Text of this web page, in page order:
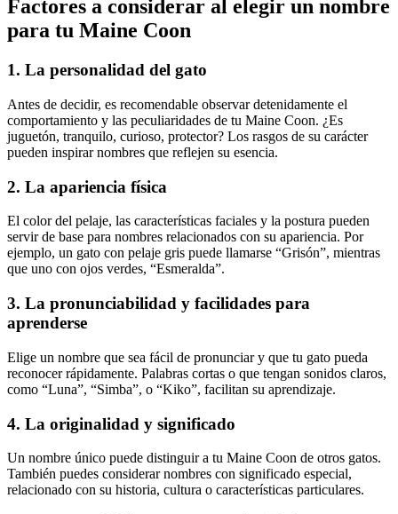
Factores a considerar al elegir un nombre
para tu Maine Coon
1. La personalidad del gato
Antes de decidir, es recomendable observar detenidamente el
comportamiento y las peculiaridades de tu Maine Coon. ¿Es
juguetón, tranquilo, curioso, protector? Los rasgos de su carácter
pueden inspirar nombres que reflejen su esencia.
2. La apariencia física
El color del pelaje, las características faciales y la postura pueden
servir de base para nombres relacionados con su apariencia. Por
ejemplo, un gato con pelaje gris puede llamarse “Grisón”, mientras
que uno con ojos verdes, “Esmeralda”.
3. La pronunciabilidad y facilidades para
aprenderse
Elige un nombre que sea fácil de pronunciar y que tu gato pueda
reconocer rápidamente. Palabras cortas o que tengan sonidos claros,
como “Luna”, “Simba”, o “Kiko”, facilitan su aprendizaje.
4. La originalidad y significado
Un nombre único puede distinguir a tu Maine Coon de otros gatos.
También puedes considerar nombres con significado especial,
relacionado con su historia, cultura o características particulares.